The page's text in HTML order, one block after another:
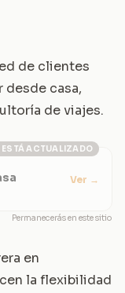
de clientes
casa,
de viajes.
ESTÁ ACTUALIZADO
Ver →
Permanecerás en este sitio
en
la flexibilidad